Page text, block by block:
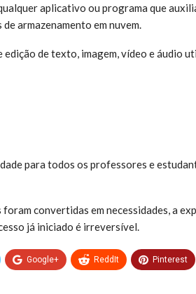
aplicativo ou programa que
armazenamento em nuvem.
de texto, imagem, vídeo e áudio
para todos os professores e
foram convertidas em necessidades, a
já iniciado é irreversível.
Google+ ReddIt Pinterest